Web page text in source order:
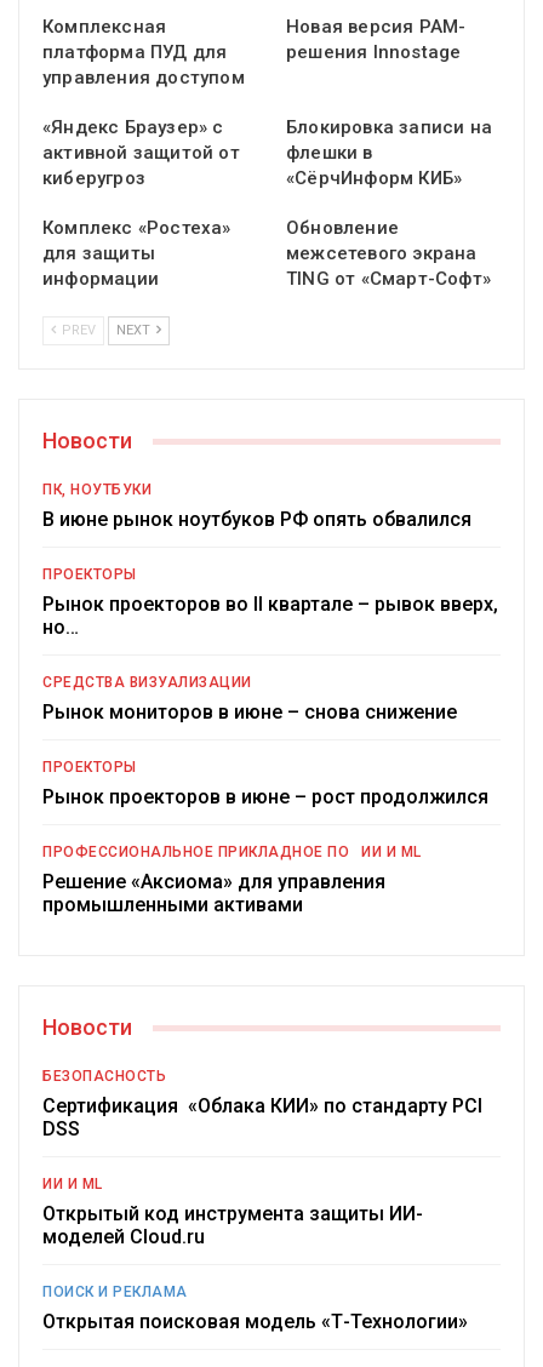
Комплексная
платформа ПУД для
управления доступом
Новая версия PAM-
решения Innostage
«Яндекс Браузер» с
активной защитой от
киберугроз
Блокировка записи на
флешки в
«СёрчИнформ КИБ»
Комплекс «Ростеха»
для защиты
информации
Обновление
межсетевого экрана
TING от «Смарт-Софт»
PREV NEXT
Новости
ПК, НОУТБУКИ
В июне рынок ноутбуков РФ опять обвалился
ПРОЕКТОРЫ
Рынок проекторов во II квартале – рывок вверх,
но…
СРЕДСТВА ВИЗУАЛИЗАЦИИ
Рынок мониторов в июне – снова снижение
ПРОЕКТОРЫ
Рынок проекторов в июне – рост продолжился
ПРОФЕССИОНАЛЬНОЕ ПРИКЛАДНОЕ ПО ИИ И ML
Решение «Аксиома» для управления
промышленными активами
Новости
БЕЗОПАСНОСТЬ
Сертификация «Облака КИИ» по стандарту PCI
DSS
ИИ И ML
Открытый код инструмента защиты ИИ-
моделей Cloud.ru
ПОИСК И РЕКЛАМА
Открытая поисковая модель «Т-Технологии»